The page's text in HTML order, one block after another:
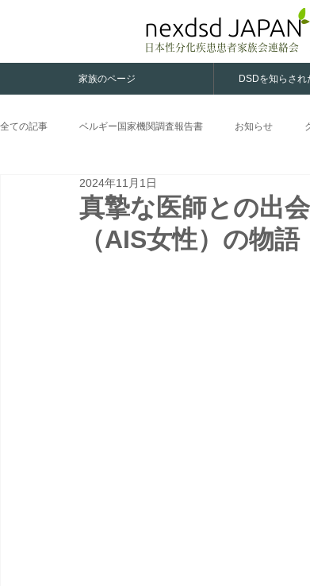
nexdsd JAPAN
日本性分化疾患患者家族会連絡会
家族のページ DSDを知らされ
全ての記事 ベルギー国家機関調査報告書 お知らせ
ロキタンスキー症候群
真摯な医師との出
（AIS女性）の物語
2024年11月1日